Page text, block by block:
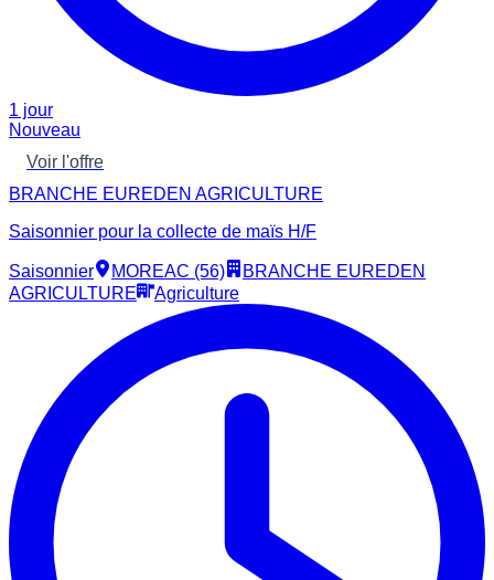
1 jour
Nouveau
Voir l'offre
BRANCHE EUREDEN AGRICULTURE
Saisonnier pour la collecte de maïs H/F
Saisonnier MOREAC (56)
BRANCHE EUREDEN
AGRICULTURE
Agriculture